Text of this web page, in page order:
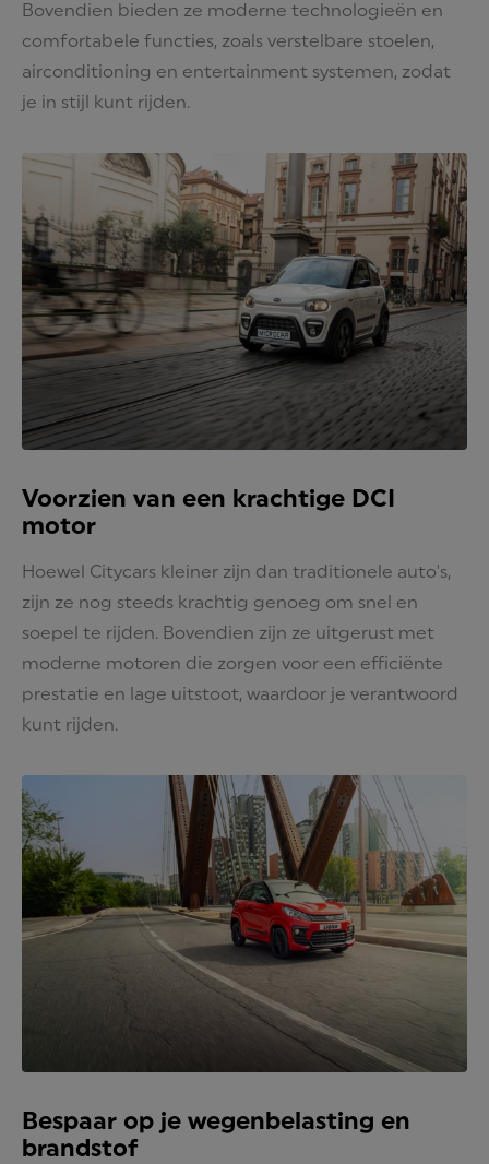
Bovendien bieden ze moderne technologieën en
comfortabele functies, zoals verstelbare stoelen,
airconditioning en entertainment systemen, zodat
je in stijl kunt rijden.
Voorzien van een krachtige DCI
motor
Hoewel Citycars kleiner zijn dan traditionele auto's,
zijn ze nog steeds krachtig genoeg om snel en
soepel te rijden. Bovendien zijn ze uitgerust met
moderne motoren die zorgen voor een efficiënte
prestatie en lage uitstoot, waardoor je verantwoord
kunt rijden.
Bespaar op je wegenbelasting en
brandstof